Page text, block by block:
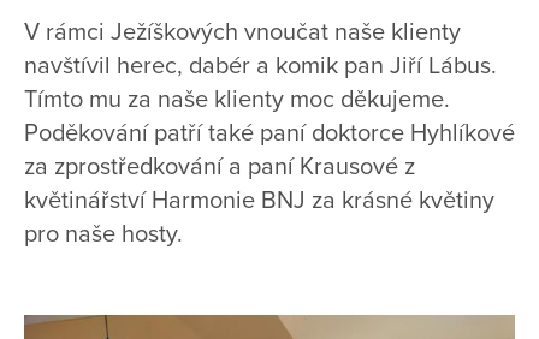
V rámci Ježíškových vnoučat naše klienty
navštívil herec, dabér a komik pan Jiří Lábus.
Tímto mu za naše klienty moc děkujeme.
Poděkování patří také paní doktorce Hyhlíkové
za zprostředkování a paní Krausové z
květinářství Harmonie BNJ za krásné květiny
pro naše hosty.